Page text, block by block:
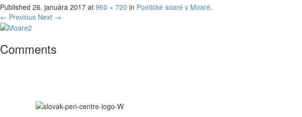
Published 26. januára 2017 at 960 × 720 in Poetické soaré v Moaré.
← Previous Next →
Comments